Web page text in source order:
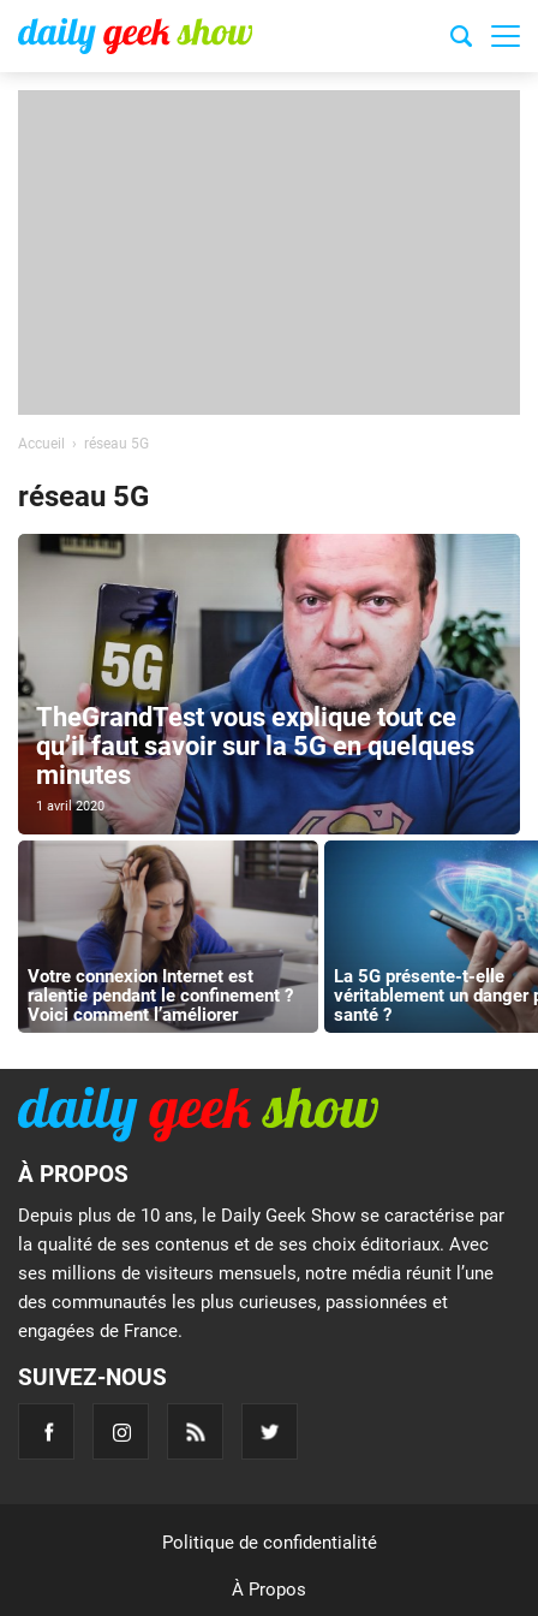
Accueil réseau 5G
réseau 5G
TheGrandTest vous explique tout ce
qu’il faut savoir sur la 5G en quelques
minutes
1 avril 2020
Votre connexion Internet est
ralentie pendant le confinement ?
Voici comment l’améliorer
La 5G présente-t-elle
véritablement un danger
santé ?
À PROPOS
Depuis plus de 10 ans, le Daily Geek Show se caractérise par
la qualité de ses contenus et de ses choix éditoriaux. Avec
ses millions de visiteurs mensuels, notre média réunit l’une
des communautés les plus curieuses, passionnées et
engagées de France.
SUIVEZ-NOUS
Politique de confidentialité
À Propos